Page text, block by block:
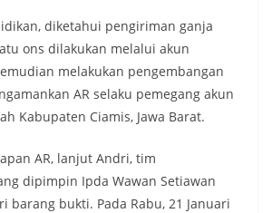
diketahui pengiriman ganja
ons dilakukan melalui akun
melakukan pengembangan
AR selaku pemegang akun
Kabupaten Ciamis, Jawa Barat.
AR, lanjut Andri, tim
dipimpin Ipda Wawan Setiawan
barang bukti. Pada Rabu, 21 Januari